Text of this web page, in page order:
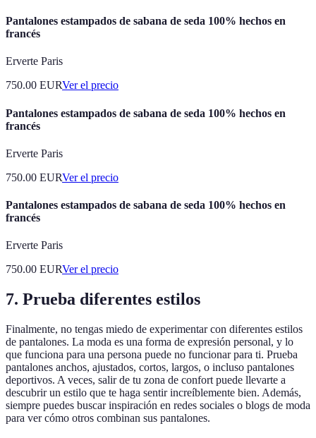
Pantalones estampados de sabana de seda 100% hechos en
francés
Erverte Paris
750.00 EURVer el precio
Pantalones estampados de sabana de seda 100% hechos en
francés
Erverte Paris
750.00 EURVer el precio
Pantalones estampados de sabana de seda 100% hechos en
francés
Erverte Paris
750.00 EURVer el precio
7. Prueba diferentes estilos
Finalmente, no tengas miedo de experimentar con diferentes estilos
de pantalones. La moda es una forma de expresión personal, y lo
que funciona para una persona puede no funcionar para ti. Prueba
pantalones anchos, ajustados, cortos, largos, o incluso pantalones
deportivos. A veces, salir de tu zona de confort puede llevarte a
descubrir un estilo que te haga sentir increíblemente bien. Además,
siempre puedes buscar inspiración en redes sociales o blogs de moda
para ver cómo otros combinan sus pantalones.